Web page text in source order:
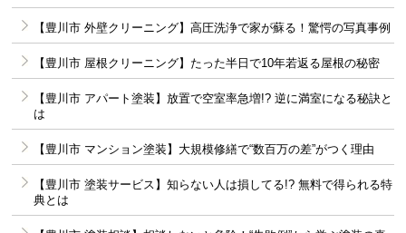
【豊川市 外壁クリーニング】高圧洗浄で家が蘇る！驚愕の写真事例
【豊川市 屋根クリーニング】たった半日で10年若返る屋根の秘密
【豊川市 アパート塗装】放置で空室率急増!? 逆に満室になる秘訣と
は
【豊川市 マンション塗装】大規模修繕で“数百万の差”がつく理由
【豊川市 塗装サービス】知らない人は損してる!? 無料で得られる特
典とは